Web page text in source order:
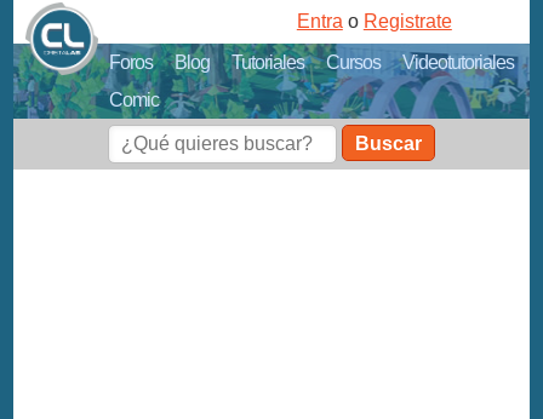
Foros Blog Tutoriales Cursos
Videotutoriales
Comic
Entra o Registrate
Buscar